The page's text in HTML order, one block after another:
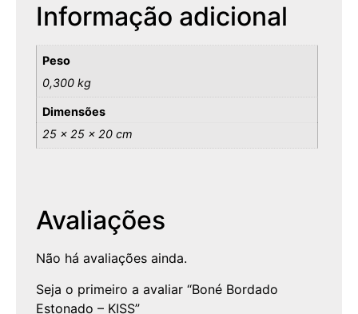
Informação adicional
Peso
0,300 kg
Dimensões
25 × 25 × 20 cm
Avaliações
Não há avaliações ainda.
Seja o primeiro a avaliar “Boné Bordado
Estonado – KISS”